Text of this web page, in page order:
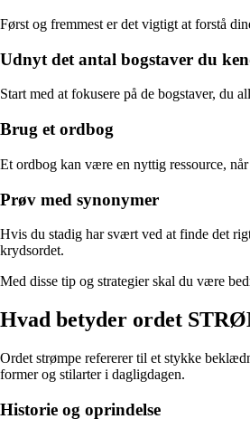
Først og fremmest er det vigtigt at forstå
Udnyt det antal bogstaver du
Start med at fokusere på de bogstaver,
Brug et ordbog
Et ordbog kan være en nyttig ressource,
Prøv med synonymer
Hvis du stadig har svært ved at finde det
krydsordet.
Med disse tip og strategier skal du være
Hvad betyder ordet
Ordet strømpe refererer til et stykke
former og stilarter i dagligdagen.
Historie og oprindelse